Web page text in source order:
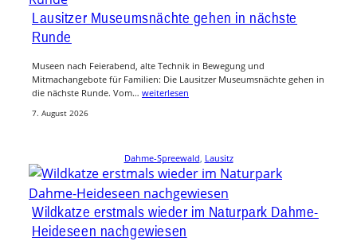
Lausitzer Museumsnächte gehen in nächste
Runde
Museen nach Feierabend, alte Technik in Bewegung und
Mitmachangebote für Familien: Die Lausitzer Museumsnächte gehen in
die nächste Runde. Vom… weiterlesen
7. August 2026
Dahme-Spreewald, Lausitz
Wildkatze erstmals wieder im Naturpark Dahme-
Heideseen nachgewiesen